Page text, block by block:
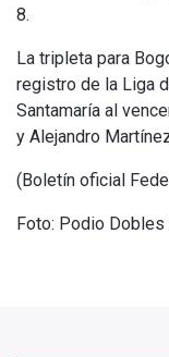
8.
La tripleta para
registro de la Liga
Santamaría al
y Alejandro
(Boletín oficial
Foto: Podio